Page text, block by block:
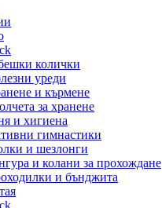
колички
уреди
и кърмене
за хранене
и хигиена
гимнастики
и шезлонги
и колани за прохождане
и бънджита